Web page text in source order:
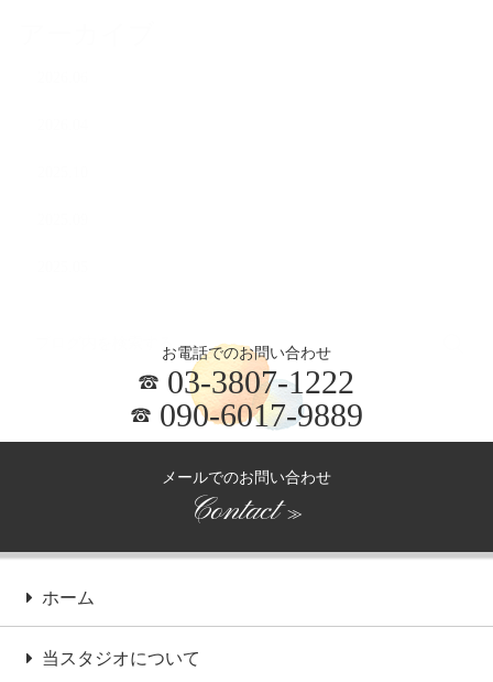
お電話でのお問い合わせ
03-3807-1222
090-6017-9889
メールでのお問い合わせ
Contact≫
ホーム
当スタジオについて